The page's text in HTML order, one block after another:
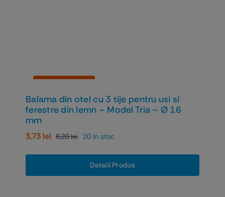
Balama din otel cu 3 tije pentru usi si
ferestre din lemn – Model Tria – Ø 16
mm
8,20leiPrețul
inițial
fost:
3,73 lei
Prețul
curent
este:
3,73 lei.
20 în stoc
Detalii Produs